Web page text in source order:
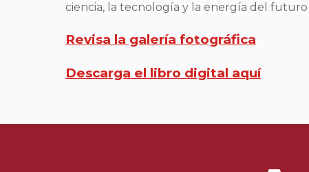
ciencia, la tecnología y la energía del
Revisa la galería fotográfica
Descarga el libro digital aquí